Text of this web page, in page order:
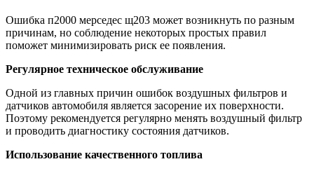
Ошибка п2000 мерседес щ203 может возникнуть по разным
причинам, но соблюдение некоторых простых правил
поможет минимизировать риск ее появления.
Регулярное техническое обслуживание
Одной из главных причин ошибок воздушных фильтров и
датчиков автомобиля является засорение их поверхности.
Поэтому рекомендуется регулярно менять воздушный фильтр
и проводить диагностику состояния датчиков.
Использование качественного топлива